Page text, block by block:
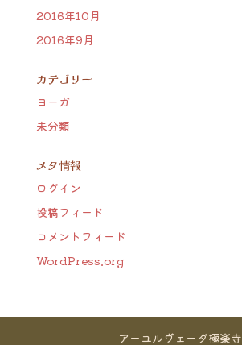
2016年10月
2016年9月
カテゴリー
ヨーガ
未分類
メタ情報
ログイン
投稿フィード
コメントフィード
WordPress.org
アーユルヴェーダ極楽寺